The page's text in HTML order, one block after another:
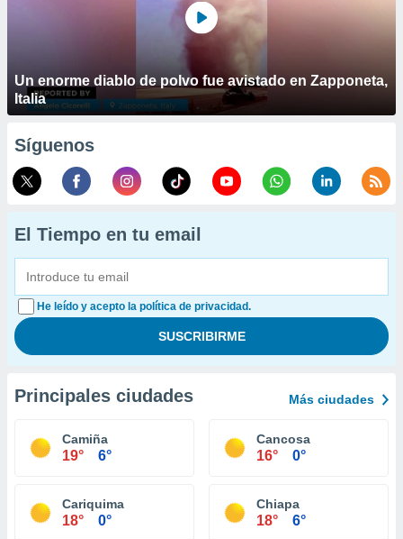
Un enorme diablo de polvo fue avistado en Zapponeta,
Italia
Síguenos
El Tiempo en tu email
He leído y acepto la política de privacidad.
Principales ciudades Más ciudades
Camiña
19° 6°
Cancosa
16° 0°
Cariquima
18° 0°
Chiapa
18° 6°